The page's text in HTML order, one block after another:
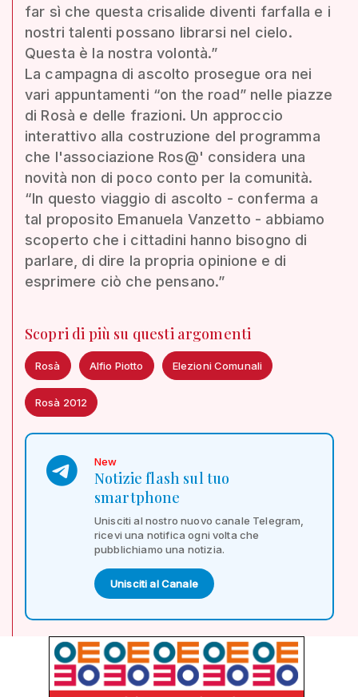
far sì che questa crisalide diventi farfalla e i
nostri talenti possano librarsi nel cielo.
Questa è la nostra volontà.”
La campagna di ascolto prosegue ora nei
vari appuntamenti “on the road” nelle piazze
di Rosà e delle frazioni. Un approccio
interattivo alla costruzione del programma
che l'associazione Ros@' considera una
novità non di poco conto per la comunità.
“In questo viaggio di ascolto - conferma a
tal proposito Emanuela Vanzetto - abbiamo
scoperto che i cittadini hanno bisogno di
parlare, di dire la propria opinione e di
esprimere ciò che pensano.”
Scopri di più su questi argomenti
Rosà Alfio Piotto Elezioni Comunali
Rosà 2012
New
Notizie flash sul tuo
smartphone
Unisciti al nostro nuovo canale Telegram,
ricevi una notifica ogni volta che
pubblichiamo una notizia.
Unisciti al Canale